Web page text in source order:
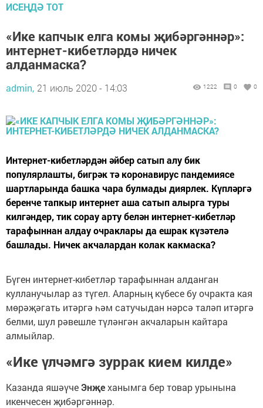
ИСЕҢДӘ ТОТ
«Ике капчык елга комы җибәргәннәр»:
интернет-кибетләрдә ничек
алданмаска?
admin, 21 июль 2020 - 14:03 1222 0 0
Интернет-кибетләрдән әйбер сатып алу бик
популярлашты, бигрәк тә коронавирус пандемиясе
шартларында башка чара булмады диярлек. Күпләргә
беренче тапкыр интернет аша сатып алырга туры
килгәндер, тик сорау арту белән интернет-кибетләр
тарафыннан алдау очраклары да ешрак күзәтелә
башлады. Ничек акчалардан колак какмаска?
Бүген интернет-кибетләр тарафыннан алданган
кулланучылар аз түгел. Аларның күбесе бу очракта кая
мөрәҗәгать итәргә һәм сатучыдан нәрсә таләп итәргә
белми, шул рәвешле түләнгән акчаларын кайтара
алмыйлар.
«Ике үлчәмгә зуррак кием килде»
Казанда яшәүчеЭнҗеханымга бер товар урынына
икенчесен җибәргәннәр.